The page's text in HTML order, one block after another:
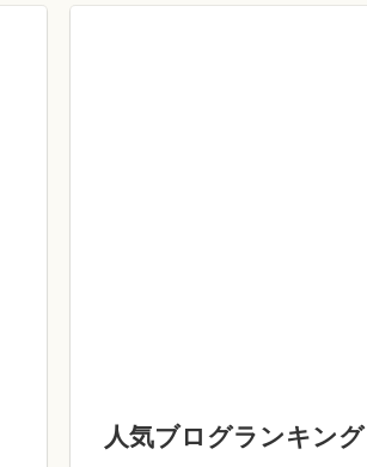
人気ブログランキング